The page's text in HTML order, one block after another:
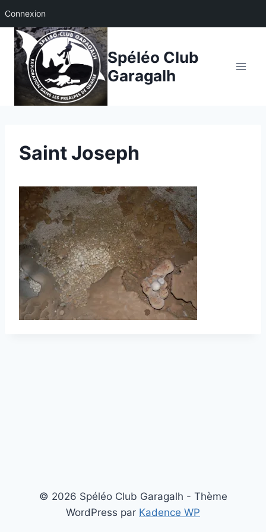
Connexion
Aller
contenu
Spéléo Club
Garagalh
Saint Joseph
© 2026 Spéléo Club Garagalh - Thème
WordPress par Kadence WP